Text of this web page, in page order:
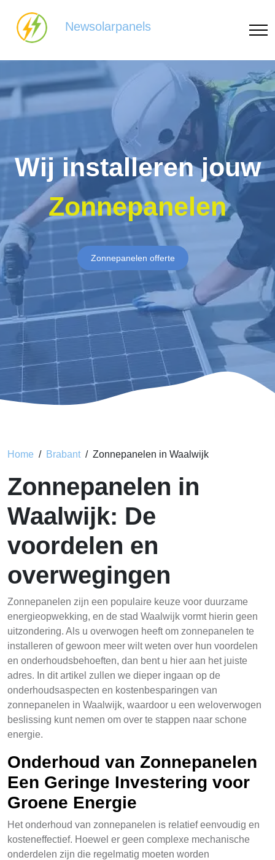
Newsolarpanels
Wij installeren jouw
Zonnepanelen
Zonnepanelen offerte
Home Brabant Zonnepanelen in Waalwijk
Zonnepanelen in
Waalwijk: De
voordelen en
overwegingen
Zonnepanelen zijn een populaire keuze voor duurzame
energieopwekking, en de stad Waalwijk vormt hierin geen
uitzondering. Als u overwogen heeft om zonnepanelen te
installeren of gewoon meer wilt weten over hun voordelen
en onderhoudsbehoeften, dan bent u hier aan het juiste
adres. In dit artikel zullen we dieper ingaan op de
onderhoudsaspecten en kostenbesparingen van
zonnepanelen in Waalwijk, waardoor u een weloverwogen
beslissing kunt nemen om over te stappen naar schone
energie.
Onderhoud van Zonnepanelen
Een Geringe Investering voor
Groene Energie
Het onderhoud van zonnepanelen is relatief eenvoudig en
kosteneffectief. Hoewel er geen complexe mechanische
onderdelen zijn die regelmatig moeten worden